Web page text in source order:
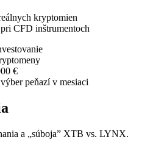
kryptomien
CFD inštrumentoch
€
peňazí v mesiaci
a „súboja” XTB vs. LYNX.